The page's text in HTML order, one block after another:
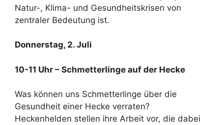
Natur-, Klima- und Gesundheitskrisen von
zentraler Bedeutung ist.
Donnerstag, 2. Juli
10-11 Uhr – Schmetterlinge auf der Hecke
Was können uns Schmetterlinge über die
Gesundheit einer Hecke verraten?
Heckenhelden stellen ihre Arbeit vor, die dabei